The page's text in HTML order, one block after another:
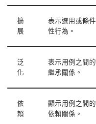
擴
展
表示選用或條件
性行為。
泛
化
表示用例之間的
繼承關係。
依
賴
顯示用例之間的
依賴關係。